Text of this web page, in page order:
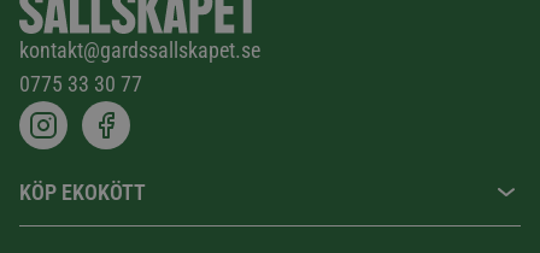
kontakt@gardssallskapet.se
0775 33 30 77
KÖP EKOKÖTT